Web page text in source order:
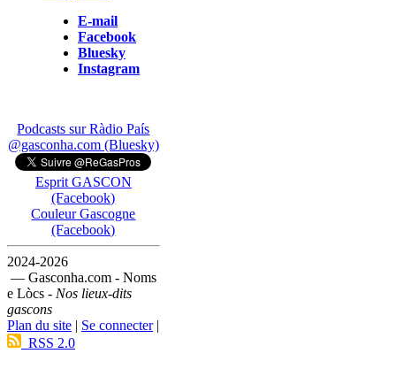
E-mail
Facebook
Bluesky
Instagram
Podcasts sur Ràdio País
@gasconha.com (Bluesky)
Esprit GASCON
(Facebook)
Couleur Gascogne
(Facebook)
2024-2026
— Gasconha.com - Noms
e Lòcs - Nos lieux-dits
gascons
Plan du site | Se connecter|
RSS 2.0